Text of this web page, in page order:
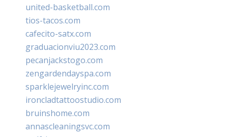
united-basketball.com
tios-tacos.com
cafecito-satx.com
graduacionviu2023.com
pecanjackstogo.com
zengardendayspa.com
sparklejewelryinc.com
ironcladtattoostudio.com
bruinshome.com
annascleaningsvc.com